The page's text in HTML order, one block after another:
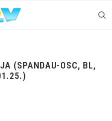
(SPANDAU-OSC, BL,